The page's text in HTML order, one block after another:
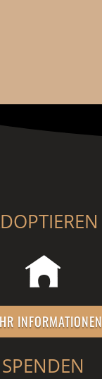
INFORMATIONEN
SPENDEN